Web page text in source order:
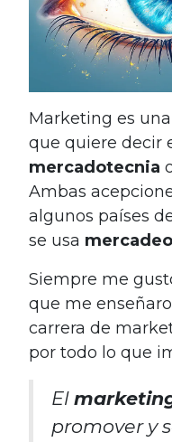
Marketing es
que quiere decir
mercadotecnia
Ambas
algunos países
se usa mercadeo
Siempre me
que me
carrera de
por todo lo que
El
promover y